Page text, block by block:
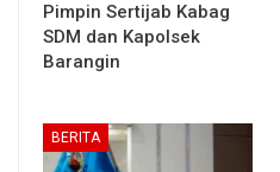
Pimpin Sertijab Kabag
SDM dan Kapolsek
Barangin
BERITA